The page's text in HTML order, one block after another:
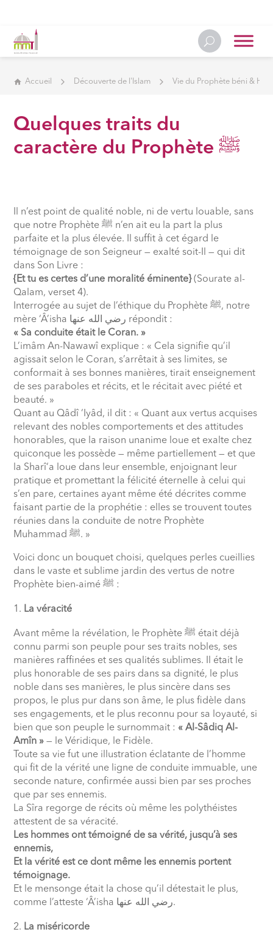
Accueil Découverte de l'Islam Vie du Prophète béni &
Quelques traits du
Il n’est point de qualité noble, ni de vertu louable, sans
que notre Prophèteﷺ n’en ait eu la part la plus
parfaite et la plus élevée. Il suffit à cet égard le
témoignage de son Seigneur — exalté soit-Il — qui dit
dans Son Livre :
{Et tu es certes d’une moralité éminente}(Sourate al-
Qalam, verset 4).
Interrogée au sujet de l’éthique du Prophèteﷺ, notre
mère ‘Â’isha رضي الله عنها répondit :
« Sa conduite était le Coran. »
L’imâm An-Nawawî explique : « Cela signifie qu’il
agissait selon le Coran, s’arrêtait à ses limites, se
conformait à ses bonnes manières, tirait enseignement
de ses paraboles et récits, et le récitait avec piété et
beauté. »
Quant au Qâdî ‘Iyâd, il dit : « Quant aux vertus acquises
relevant des nobles comportements et des attitudes
honorables, que la raison unanime loue et exalte chez
quiconque les possède — même partiellement — et que
la Sharî‘a loue dans leur ensemble, enjoignant leur
pratique et promettant la félicité éternelle à celui qui
s’en pare, certaines ayant même été décrites comme
faisant partie de la prophétie : elles se trouvent toutes
réunies dans la conduite de notre Prophète
Muhammadﷺ. »
Voici donc un bouquet choisi, quelques perles cueillies
dans le vaste et sublime jardin des vertus de notre
Prophète bien-aiméﷺ :
La véracité
Avant même la révélation, le Prophèteﷺ était déjà
connu parmi son peuple pour ses traits nobles, ses
manières raffinées et ses qualités sublimes. Il était le
plus honorable de ses pairs dans sa dignité, le plus
noble dans ses manières, le plus sincère dans ses
propos, le plus pur dans son âme, le plus fidèle dans
ses engagements, et le plus reconnu pour sa loyauté, si
bien que son peuple le surnommait : « Al-Sâdiq Al-
Amîn » — le Véridique, le Fidèle.
Toute sa vie fut une illustration éclatante de l’homme
qui fit de la vérité une ligne de conduite immuable, une
seconde nature, confirmée aussi bien par ses proches
que par ses ennemis.
La Sîra regorge de récits où même les polythéistes
attestent de sa véracité.
Les hommes ont témoigné de sa vérité, jusqu’à ses
ennemis,
Et la vérité est ce dont même les ennemis portent
témoignage.
Et le mensonge était la chose qu’il détestait le plus,
comme l’atteste ‘Â’isha رضي الله عنها.
La miséricorde